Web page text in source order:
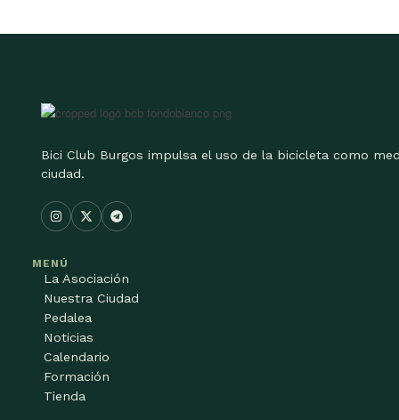
Bici Club Burgos impulsa el uso de la bicicleta como
ciudad.
MENÚ
La Asociación
Nuestra Ciudad
Pedalea
Noticias
Calendario
Formación
Tienda